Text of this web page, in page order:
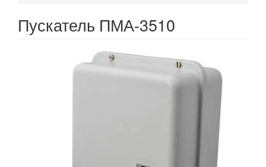
Пускатель ПМА-3510